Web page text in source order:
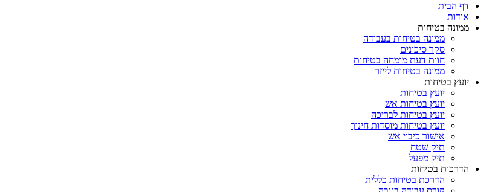
דף הבית
אודות
ממונה בטיחות
ממונה בטיחות בעבודה
סקר סיכונים
חוות דעת מומחה בטיחות
ממונה בטיחות לייזר
יועץ בטיחות
יועץ בטיחות
יועץ בטיחות אש
יועץ בטיחות לבריכה
יועץ בטיחות מוסדות חינוך
אישור כיבוי אש
תיק שטח
תיק מפעל
הדרכות בטיחות
הדרכת בטיחות כללית